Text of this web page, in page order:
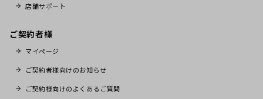
店舗サポート
ご契約者様
マイページ
ご契約者様向けのお知らせ
ご契約様向けのよくあるご質問